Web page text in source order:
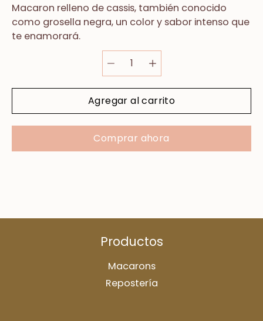
Macaron relleno de cassis, también conocido
como grosella negra, un color y sabor intenso que
te enamorará.
Agregar al carrito
Comprar ahora
Productos
Macarons
Repostería